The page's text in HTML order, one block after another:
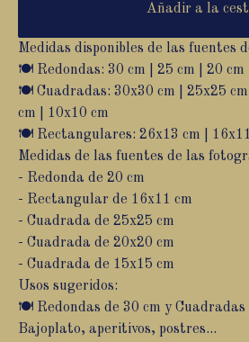
Añadir a la
Medidas disponibles de las fuentes
🍽️ Redondas: 30 cm | 25 cm | 20 cm
🍽️ Cuadradas: 30x30 cm | 25x25
cm | 10x10 cm
🍽️ Rectangulares: 26x13 cm |
Medidas de las fuentes de las
- Redonda de 20 cm
- Rectangular de 16x11 cm
- Cuadrada de 25x25 cm
- Cuadrada de 20x20 cm
- Cuadrada de 15x15 cm
Usos sugeridos:
🍽️ Redondas de 30 cm y Cuadradas
Bajoplato, aperitivos, postres...